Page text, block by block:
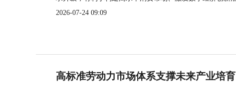
2026-07-24 09:09
高标准劳动力市场体系支撑未来产业培育